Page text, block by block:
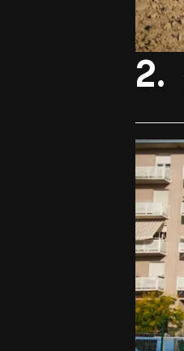
2.